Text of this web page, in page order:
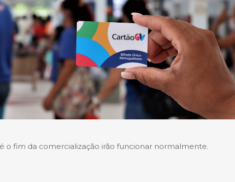
o fim da comercialização irão funcionar normalmente.